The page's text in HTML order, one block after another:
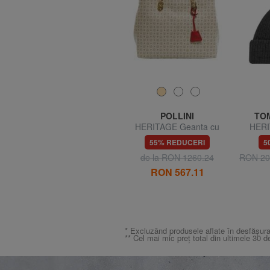
POLLINI
HERITAGE Geanta cu
bareta de umar
55% REDUCERI
de la RON 1260.24
RON 567.11
RON
* Excluzând produsele aflate în
** Cel mai mic preț total din ultimele 30